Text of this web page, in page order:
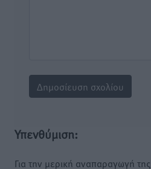
Υπενθύμιση:
Για την μερική αναπαραγωγή